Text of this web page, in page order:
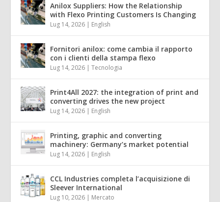
Anilox Suppliers: How the Relationship
with Flexo Printing Customers Is Changing
Lug 14, 2026 | English
Fornitori anilox: come cambia il rapporto
con i clienti della stampa flexo
Lug 14, 2026 |Tecnologia
Print4All 2027: the integration of print and
converting drives the new project
Lug 14, 2026 | English
Printing, graphic and converting
machinery: Germany’s market potential
Lug 14, 2026 | English
CCL Industries completa l’acquisizione di
Sleever International
Lug 10, 2026 | Mercato